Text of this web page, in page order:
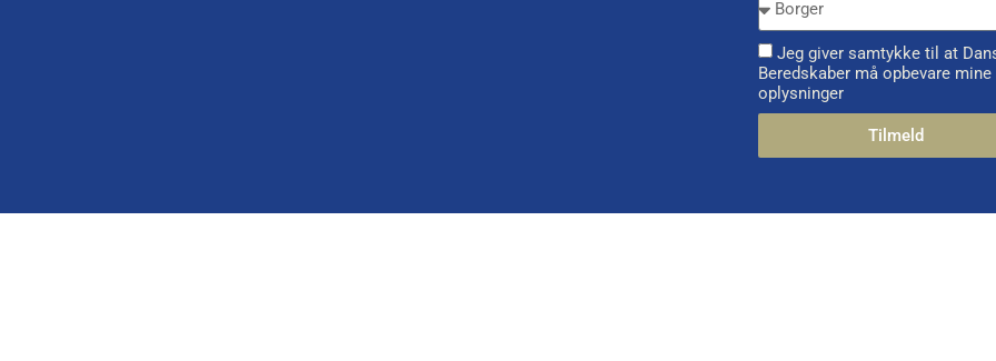
Jeg giver samtykke til at
Beredskaber må opbevare mine
oplysninger
Tilmeld